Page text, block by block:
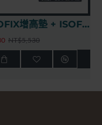
NT$4,079 NT$5,670